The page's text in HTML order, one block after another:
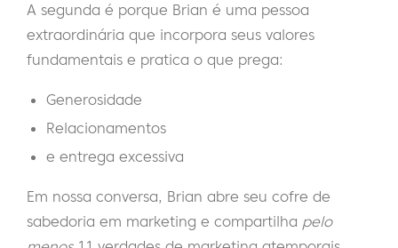
A segunda é porque Brian é uma pessoa
extraordinária que incorpora seus valores
fundamentais e pratica o que prega:
Generosidade
Relacionamentos
e entrega excessiva
Em nossa conversa, Brian abre seu cofre de
sabedoria em marketing e compartilha pelo